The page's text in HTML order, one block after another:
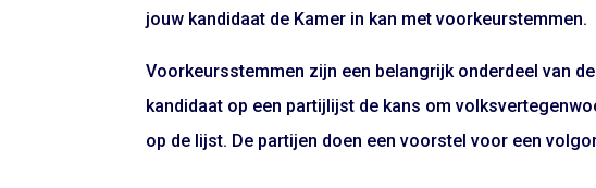
jouw kandidaat de Kamer in kan met voorkeurstemmen.
Voorkeursstemmen zijn een belangrijk onderdeel van
kandidaat op een partijlijst de kans om
op de lijst. De partijen doen een voorstel voor een